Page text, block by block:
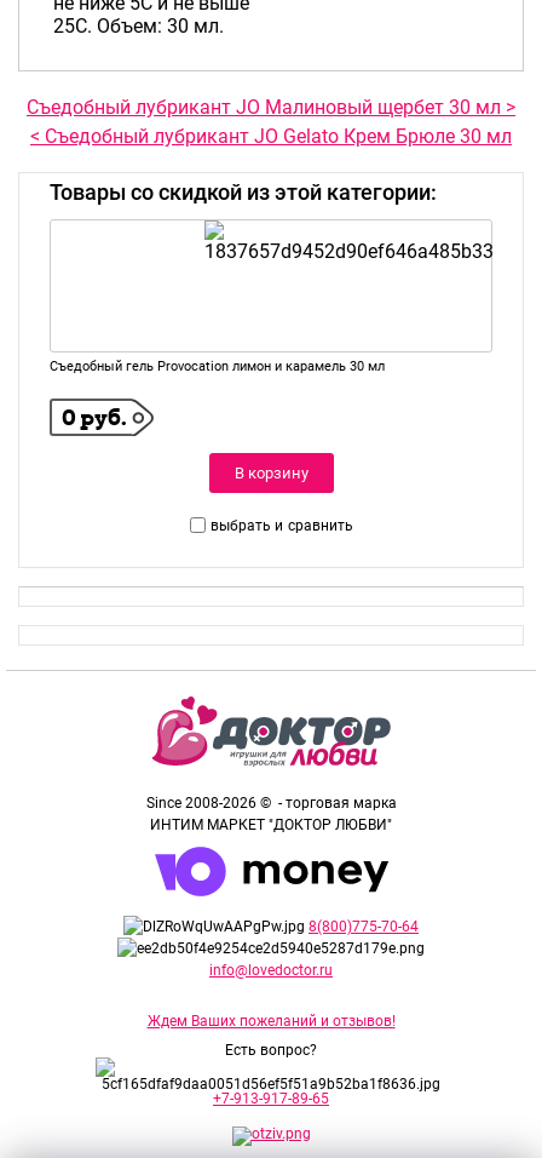
25С. Объем: 30 мл.
Съедобный лубрикант JO Малиновый щербет 30 мл >
< Съедобный лубрикант JO Gelato Крем Брюле 30 мл
Товары со скидкой из этой категории:
Съедобный гель Provocation лимон и карамель 30 мл
0 руб.
В корзину
выбрать и сравнить
Since 2008-2026 © - торговая марка
ИНТИМ МАРКЕТ "ДОКТОР ЛЮБВИ"
8(800)775-70-64
info@lovedoctor.ru
Ждем Ваших пожеланий и отзывов!
Есть вопрос?
+7-913-917-89-65